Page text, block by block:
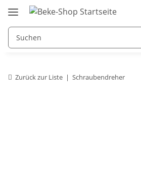
Zurück zur Liste Schraubendreher